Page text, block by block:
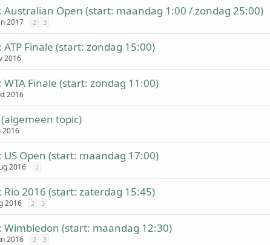
Australian Open (start: maandag 1:00 / zondag 25:00)
2017 2 3
ATP Finale (start: zondag 15:00)
2016
WTA Finale (start: zondag 11:00)
2016
(algemeen topic)
2016
US Open (start: maandag 17:00)
2016 2
Rio 2016 (start: zaterdag 15:45)
2016 2 3
Wimbledon (start: maandag 12:30)
2016 2 3